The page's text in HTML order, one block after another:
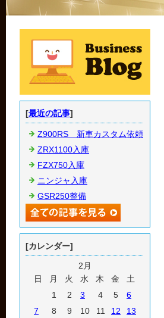
[最近の記事]
Z900RS 新車カスタム依頼
ZRX1100入庫
FZX750入庫
ニンジャ入庫
GSR250整備
[カレンダー]
2月
日
月 火 水 木 金
土
1
2 3 4 5
6
7
8 9 10 11 12
13